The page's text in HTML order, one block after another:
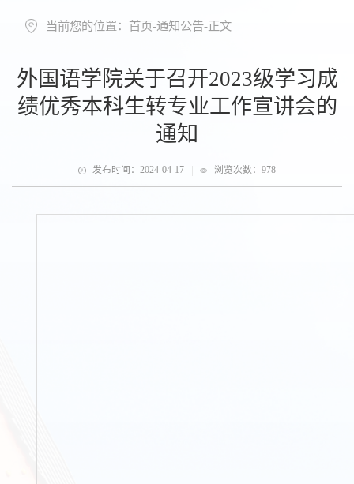
当前您的位置： 首页-通知公告-正文
外国语学院关于召开2023级学习成
绩优秀本科生转专业工作宣讲会的
通知
发布时间：2024-04-17 浏览次数： 978